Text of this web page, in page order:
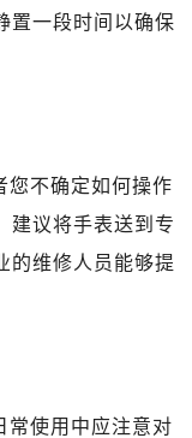
置一段时间以确保
您不确定如何操作
建议将手表送到专
的维修人员能够提
常使用中应注意对